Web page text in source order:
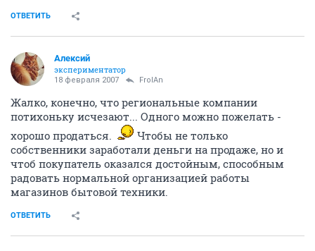
ОТВЕТИТЬ
Алексий
экспериментатор
18 февраля 2007 FrolAn
Жалко, конечно, что региональные компании
потихоньку исчезают... Одного можно пожелать -
хорошо продаться.
Чтобы не только
собственники заработали деньги на продаже, но и
чтоб покупатель оказался достойным, способным
радовать нормальной организацией работы
магазинов бытовой техники.
ОТВЕТИТЬ